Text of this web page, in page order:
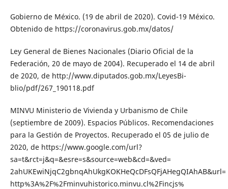
Gobierno de México. (19 de abril de 2020). Co­vid-19 México.
Obtenido de https://corona­virus.gob.mx/datos/
Ley General de Bienes Nacionales (Diario Oficial de la
Federación, 20 de mayo de 2004). Recuperado el 14 de abril
de 2020, de http://www.diputados.gob.mx/LeyesBi­
blio/pdf/267_190118.pdf
MINVU Ministerio de Vivienda y Urbanismo de Chile
(septiembre de 2009). Espacios Pú­blicos. Recomendaciones
para la Ges­tión de Proyectos. Recuperado el 05 de julio de
2020, de https://www.google.com/url?
sa=t&rct=j&q=&esre=s&source=web&cd=&ved=
2ahUKEwiNjqC2gbnqAhUkgKOKHeQcDFsQFjAHegQIAhAB&url=
http%3A%2F%2Fminvuhistorico.minvu.cl%2Fincjs%